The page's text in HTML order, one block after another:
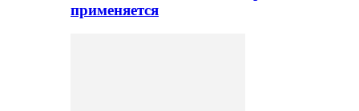
применяется